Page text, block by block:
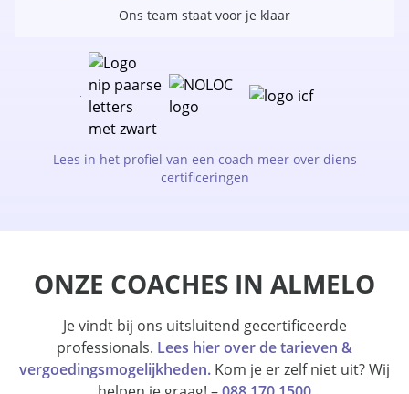
Ons team staat voor je klaar
Lees in het profiel van een coach meer over diens
certificeringen
ONZE COACHES IN ALMELO
Je vindt bij ons uitsluitend gecertificeerde
professionals. Lees hier over de tarieven &
vergoedingsmogelijkheden. Kom je er zelf niet uit? Wij